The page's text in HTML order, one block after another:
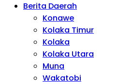
Berita Daerah
Konawe
Kolaka Timur
Kolaka
Kolaka Utara
Muna
Wakatobi